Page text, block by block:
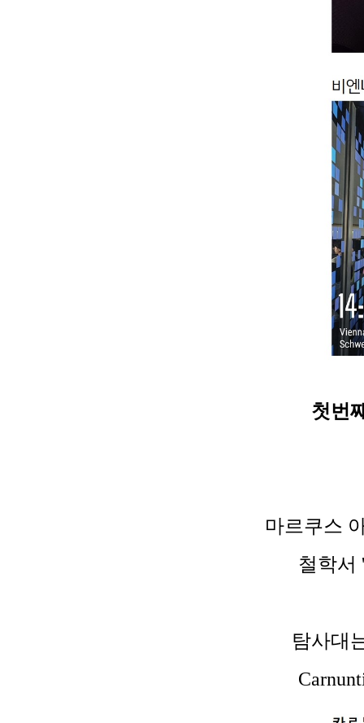
첫번
마르쿠스
철학서
탐사대